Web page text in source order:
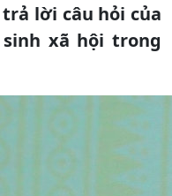
lời câu hỏi của
xã hội trong